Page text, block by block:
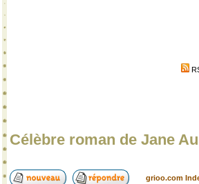
Célèbre roman de Jane
grioo.com